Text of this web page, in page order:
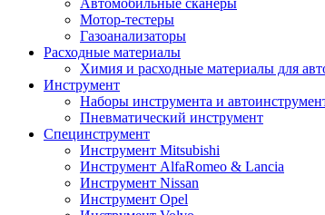
Автомобильные сканеры
Мотор-тестеры
Газоанализаторы
Расходные материалы
Химия и расходные материалы для
Инструмент
Наборы инструмента и
Пневматический инструмент
Специнструмент
Инструмент Mitsubishi
Инструмент AlfaRomeo & Lancia
Инструмент Nissan
Инструмент Opel